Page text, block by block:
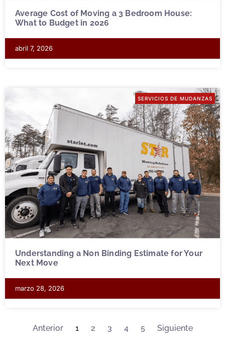
Average Cost of Moving a 3 Bedroom House:
What to Budget in 2026
abril 7, 2026
SERVICIOS DE MUDANZAS
Understanding a Non Binding Estimate for Your
Next Move
marzo 28, 2026
Anterior 1 2 3 4 5 Siguiente